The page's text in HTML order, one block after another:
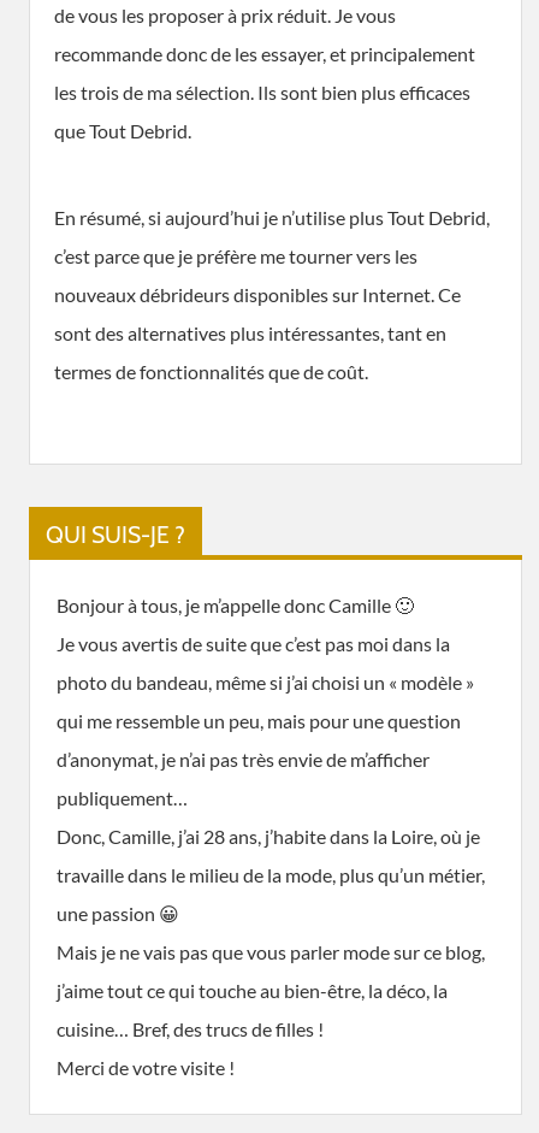
de vous les proposer à prix réduit. Je vous
recommande donc de les essayer, et principalement
les trois de ma sélection. Ils sont bien plus efficaces
que Tout Debrid.
En résumé, si aujourd’hui je n’utilise plus Tout Debrid,
c’est parce que je préfère me tourner vers les
nouveaux débrideurs disponibles sur Internet. Ce
sont des alternatives plus intéressantes, tant en
termes de fonctionnalités que de coût.
QUI SUIS-JE ?
Bonjour à tous, je m’appelle donc Camille 🙂
Je vous avertis de suite que c’est pas moi dans la
photo du bandeau, même si j’ai choisi un « modèle »
qui me ressemble un peu, mais pour une question
d’anonymat, je n’ai pas très envie de m’afficher
publiquement…
Donc, Camille, j’ai 28 ans, j’habite dans la Loire, où je
travaille dans le milieu de la mode, plus qu’un métier,
une passion 😀
Mais je ne vais pas que vous parler mode sur ce blog,
j’aime tout ce qui touche au bien-être, la déco, la
cuisine… Bref, des trucs de filles !
Merci de votre visite !